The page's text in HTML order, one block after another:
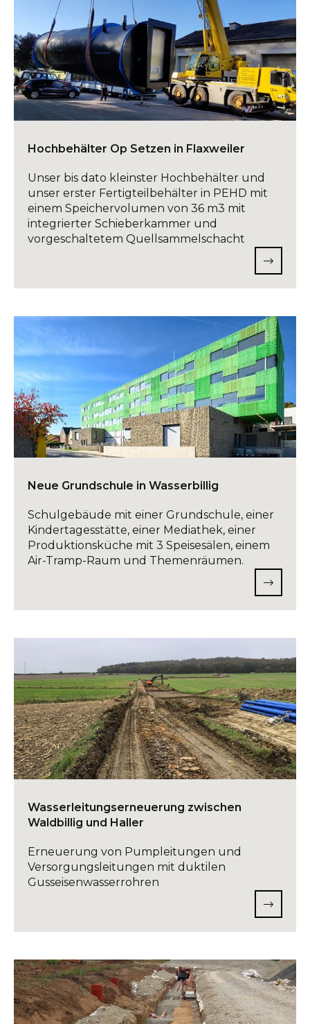
Hochbehälter Op Setzen in Flaxweiler
Unser bis dato kleinster Hochbehälter und
unser erster Fertigteilbehälter in PEHD mit
einem Speichervolumen von 36 m3 mit
integrierter Schieberkammer und
vorgeschaltetem Quellsammelschacht
Neue Grundschule in Wasserbillig
Schulgebäude mit einer Grundschule, einer
Kindertagesstätte, einer Mediathek, einer
Produktionsküche mit 3 Speisesälen, einem
Air-Tramp-Raum und Themenräumen.
Wasserleitungserneuerung zwischen
Waldbillig und Haller
Erneuerung von Pumpleitungen und
Versorgungsleitungen mit duktilen
Gusseisenwasserrohren